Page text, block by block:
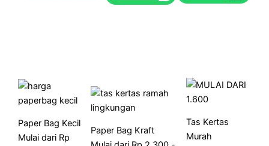
Paper Bag Kecil
Mulai dari Rp
Paper Bag Kraft
Tas Kertas
Murah